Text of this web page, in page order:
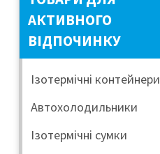
АКТИВНОГО
ВІДПОЧИНКУ
Ізотермічні контейнери
Автохолодильники
Ізотермічні сумки